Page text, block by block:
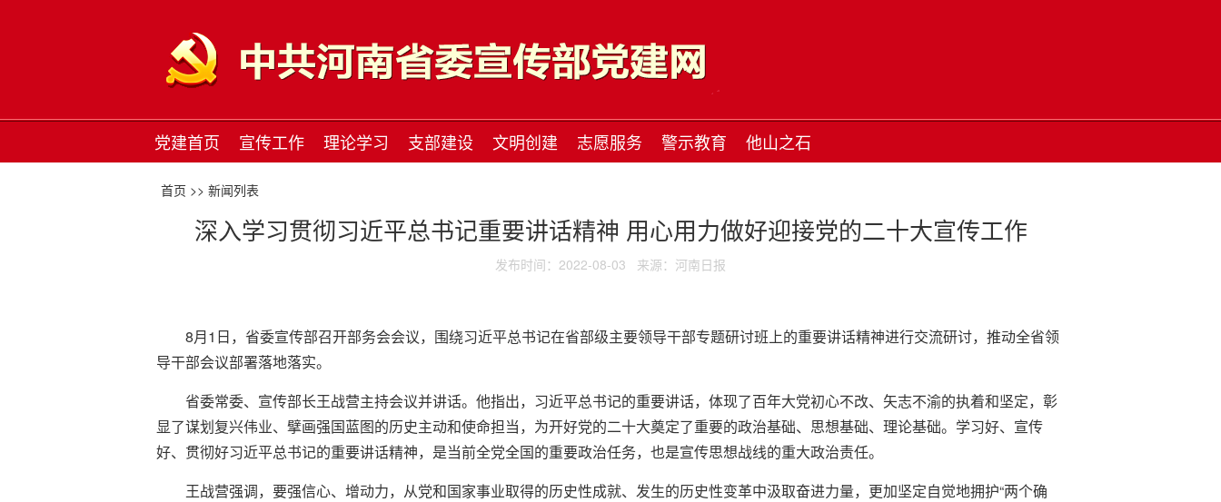
党建首页 宣传工作 理论学习 支部建设 文明创建 志愿服务 警示教育 他山之石
首页 >> 新闻列表
深入学习贯彻习近平总书记重要讲话精神 用心用力做好迎接党的二十大宣传工作
发布时间：2022-08-03 来源：河南日报
8月1日，省委宣传部召开部务会会议，围绕习近平总书记在省部级主要领导干部专题研讨班上的重要讲话精神进行交流研讨，推动全省领
导干部会议部署落地落实。
省委常委、宣传部长王战营主持会议并讲话。他指出，习近平总书记的重要讲话，体现了百年大党初心不改、矢志不渝的执着和坚定，彰
显了谋划复兴伟业、擘画强国蓝图的历史主动和使命担当，为开好党的二十大奠定了重要的政治基础、思想基础、理论基础。学习好、宣传
好、贯彻好习近平总书记的重要讲话精神，是当前全党全国的重要政治任务，也是宣传思想战线的重大政治责任。
王战营强调，要强信心、增动力，从党和国家事业取得的历史性成就、发生的历史性变革中汲取奋进力量，更加坚定自觉地拥护“两个确